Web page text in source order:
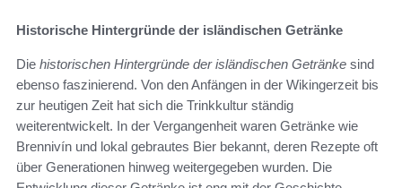
Historische Hintergründe der isländischen Getränke
Die historischen Hintergründe der isländischen Getränke sind
ebenso faszinierend. Von den Anfängen in der Wikingerzeit bis
zur heutigen Zeit hat sich die Trinkkultur ständig
weiterentwickelt. In der Vergangenheit waren Getränke wie
Brennivín und lokal gebrautes Bier bekannt, deren Rezepte oft
über Generationen hinweg weitergegeben wurden. Die